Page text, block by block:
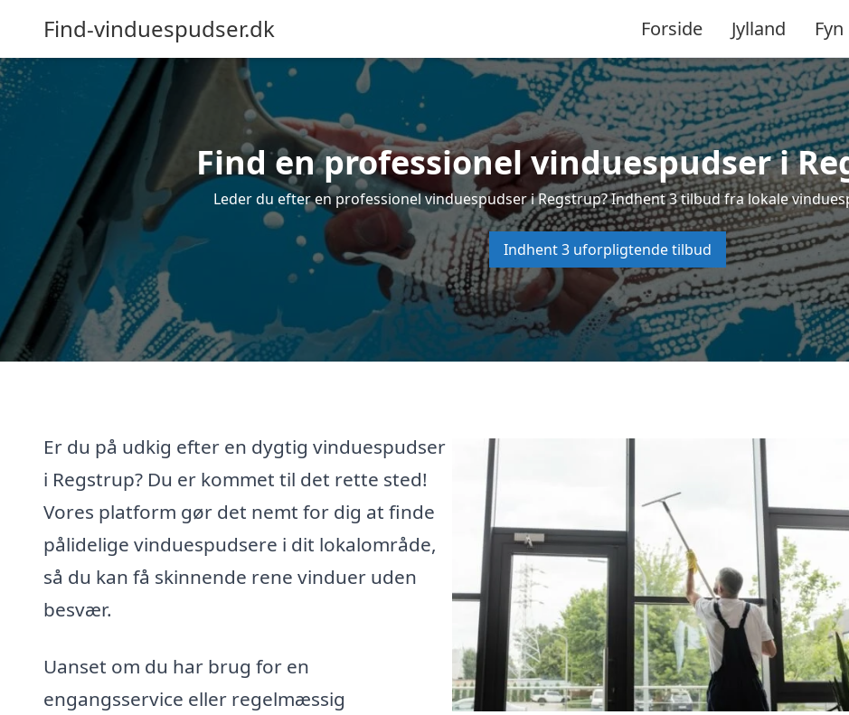
Find-vinduespudser.dk Forside Jylland Fyn
Find en professionel vinduespudser i
Leder du efter en professionel vinduespudser i Regstrup? Indhent 3 tilbud fra lokale
Indhent 3 uforpligtende tilbud
Er du på udkig efter en dygtig vinduespudser
i Regstrup? Du er kommet til det rette sted!
Vores platform gør det nemt for dig at finde
pålidelige vinduespudsere i dit lokalområde,
så du kan få skinnende rene vinduer uden
besvær.
Uanset om du har brug for en
engangsservice eller regelmæssig